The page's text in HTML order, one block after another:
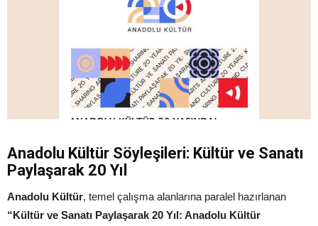
Anadolu Kültür Söyleşileri: Kültür ve Sanatı
Paylaşarak 20 Yıl
Anadolu Kültür, temel çalışma alanlarına paralel hazırlanan
“Kültür ve Sanatı Paylaşarak 20 Yıl: Anadolu Kültür